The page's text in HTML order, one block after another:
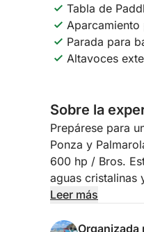
Tabla de
Aparcamiento
Parada para
Altavoces
Sobre la
Prepárese para
Ponza y
600 hp / Bros.
aguas cristalinas
relajación.
Su viaje
Leer más
Organizada